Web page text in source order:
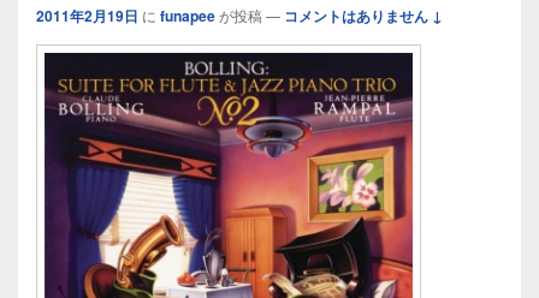
2011年2月19日 に funapeeが投稿 — コメントはありません ↓